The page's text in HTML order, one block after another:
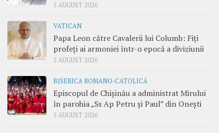
5 AUGUST 2026
VATICAN
Papa Leon către Cavalerii lui Columb: Fiți
profeți ai armoniei într-o epocă a diviziunii
5 AUGUST 2026
BISERICA ROMANO-CATOLICĂ
Episcopul de Chișinău a administrat Mirului
în parohia „Ss Ap Petru și Paul” din Onești
5 AUGUST 2026